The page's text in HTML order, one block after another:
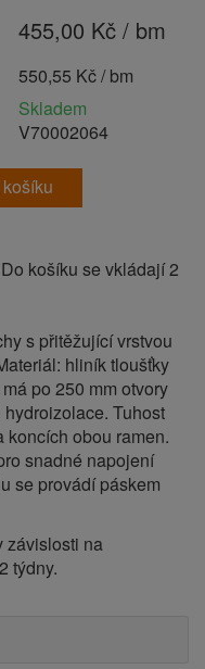
455,00 Kč / bm
550,55 Kč / bm
Skladem
V70002064
košíku se vkládají 2
s přitěžující vrstvou
hliník tloušťky
po 250 mm otvory
Tuhost
koncích obou ramen.
snadné napojení
se provádí páskem
závislosti na
týdny.